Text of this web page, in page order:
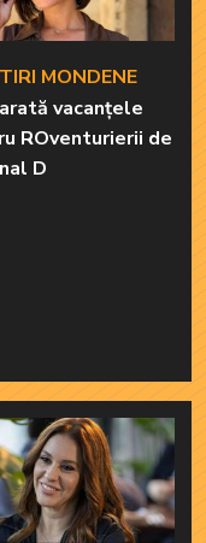
MONDENE
vacanțele
ROventurierii de
D